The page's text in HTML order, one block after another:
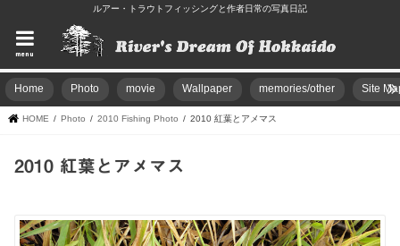
ルアー・トラウトフィッシングと作者日常の写真日記
menu
Home Photo movie Wallpaper memories/other Site
HOME Photo 2010 Fishing Photo 2010 紅葉とアメマス
2010 紅葉とアメマス